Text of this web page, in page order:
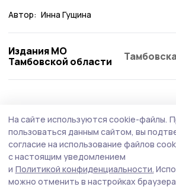
Автор: Инна Гущина
Издания МО
Тамбовской области
На сайте используются cookie-файлы.
пользоваться данным сайтом, вы
согласие на использование файлов
с настоящим уведомлением
и Политикой конфиденциальности.
можно отменить в настройках